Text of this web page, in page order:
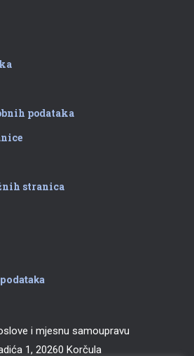
podataka
stranica
i mjesnu samoupravu
1, 20260 Korčula